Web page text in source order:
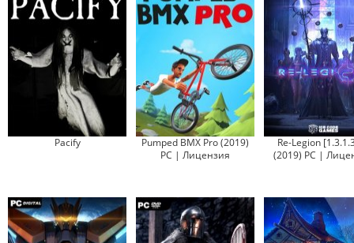
Pacify
Pumped BMX Pro (2019)
PC | Лицензия
Re-Legion
(2019) PC |